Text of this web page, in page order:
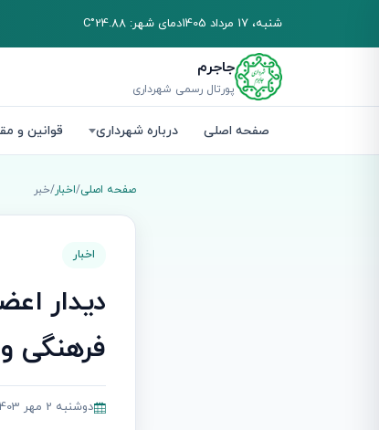
شنبه، 17 مرداد 1405 دمای شهر: 24.88°C
جاجرم
پورتال رسمی شهرداری
صفحه اصلی درباره شهرداری قوانین و
صفحه اصلی/اخبار/خبر
اخبار
دیدار
فرهنگی
دوشنبه 2 مهر 1403